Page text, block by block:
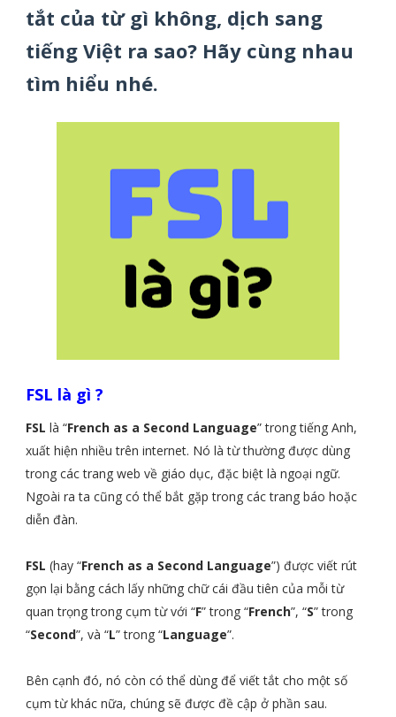
tắt của từ gì không, dịch sang
tiếng Việt ra sao? Hãy cùng nhau
tìm hiểu nhé.
FSL là gì ?
FSL là “French as a Second Language” trong tiếng Anh,
xuất hiện nhiều trên internet. Nó là từ thường được dùng
trong các trang web về giáo dục, đặc biệt là ngoại ngữ.
Ngoài ra ta cũng có thể bắt gặp trong các trang báo hoặc
diễn đàn.
FSL (hay “French as a Second Language”) được viết rút
gọn lại bằng cách lấy những chữ cái đầu tiên của mỗi từ
quan trọng trong cụm từ với “F” trong “French”, “S” trong
“Second”, và “L” trong “Language”.
Bên cạnh đó, nó còn có thể dùng để viết tắt cho một số
cụm từ khác nữa, chúng sẽ được đề cập ở phần sau.